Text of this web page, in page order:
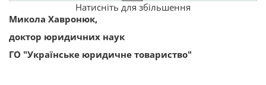
Натисніть для збільшення
Микола Хавронюк,
доктор юридичних наук
ГО "Українське юридичне товариство"